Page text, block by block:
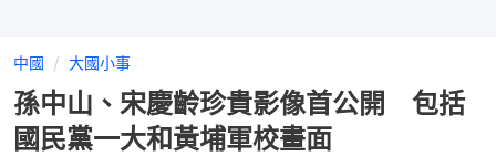
中國 大國小事
孫中山、宋慶齡珍貴影像首公開 包括
國民黨一大和黃埔軍校畫面